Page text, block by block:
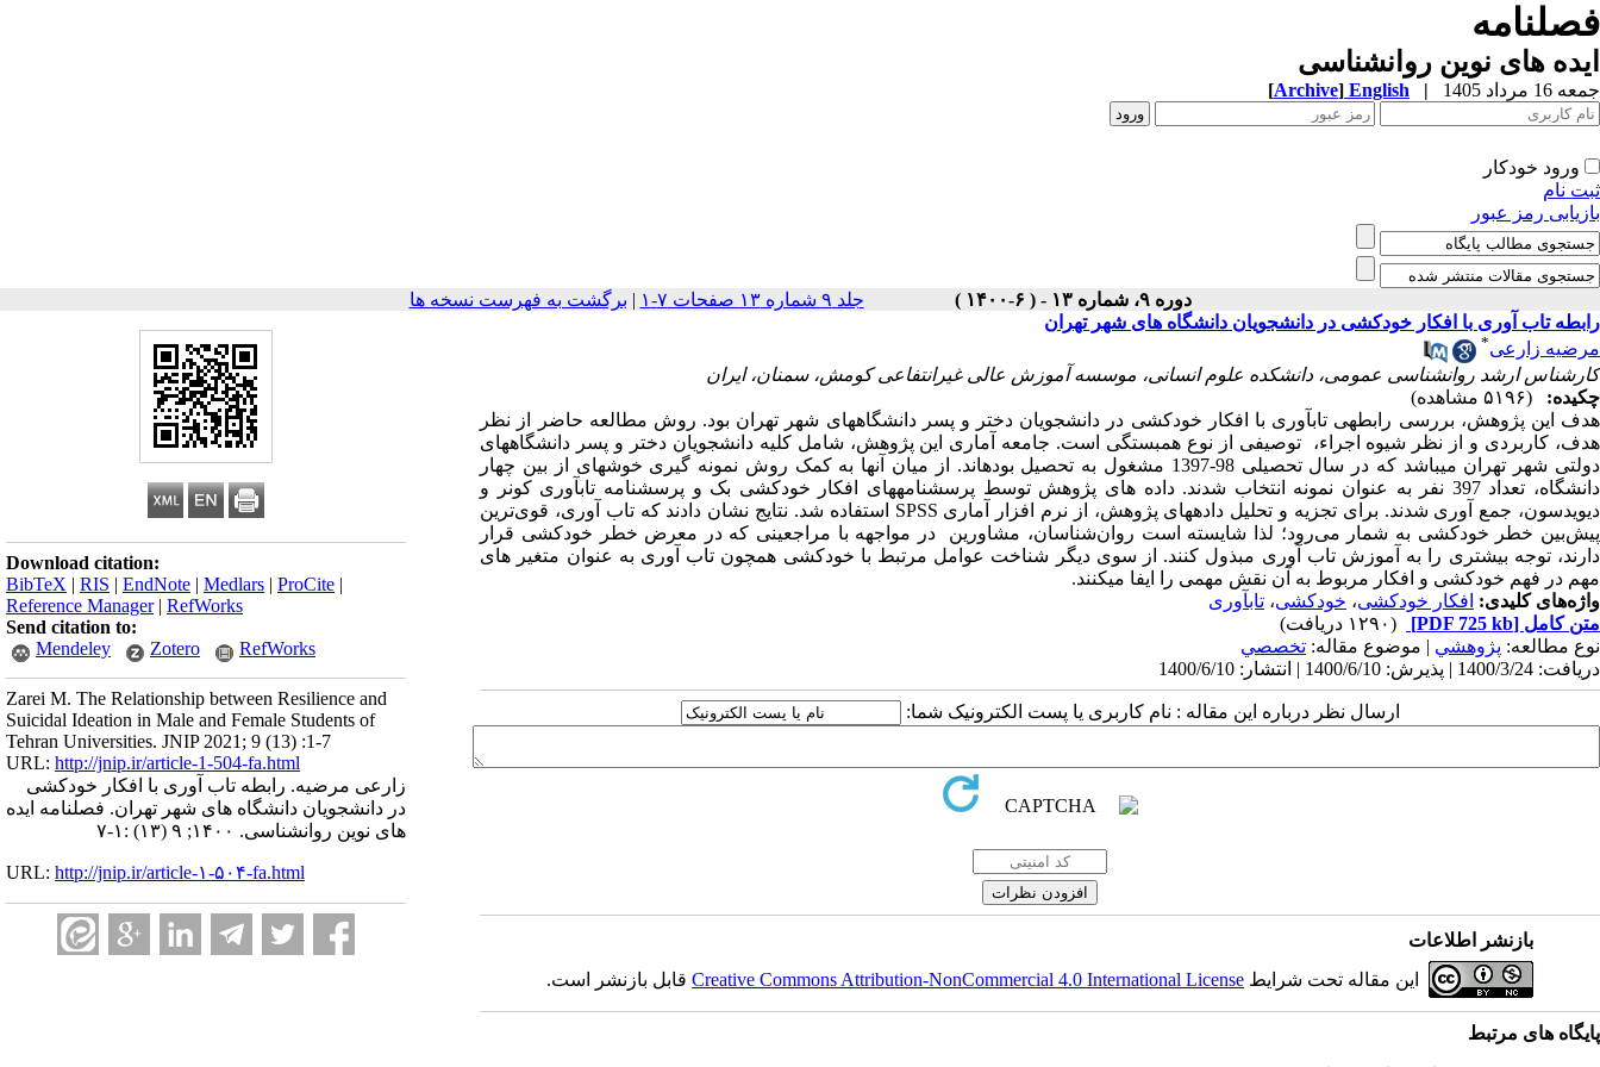
فصلنامه
ایده های نوین روانشناسی
جمعه 16 مرداد 1405 |
English
[Archive]
ورود خودکار
ثبت نام
بازیابی رمز عبور
دوره ۹، شماره ۱۳ - ( ۶-۱۴۰۰ ) جلد ۹ شماره ۱۳ صفحات ۷-۱ | برگشت به فهرست نسخه ها
Download citation:
BibTeX | RIS | EndNote | Medlars | ProCite |
Reference Manager| RefWorks
Send citation to:
Mendeley
Zotero RefWorks
Zarei M. The Relationship between Resilience and
Suicidal Ideation in Male and Female Students of
Tehran Universities. JNIP 2021; 9 (13) :1-7
URL: http://jnip.ir/article-1-504-fa.html
زارعی مرضیه. رابطه تاب آوری با افکار خودکشی
در دانشجویان دانشگاه های شهر تهران. فصلنامه ایده
های نوین روانشناسی. ۱۴۰۰; ۹ (۱۳) :۱-۷
URL: http://jnip.ir/article-۱-۵۰۴-fa.html
رابطه تاب آوری با افکار خودکشی در دانشجویان دانشگاه های شهر تهران
مرضیه زارعی*
کارشناس ارشد روانشناسی عمومی، دانشکده علوم انسانی، موسسه آموزش عالی غیرانتفاعی کومش، سمنان، ایران
چکیده:
(۵۱۹۶ مشاهده)
هدف این پژوهش، بررسی رابطهی تابآوری با افکار خودکشی در دانشجویان دختر و پسر دانشگاههای شهر تهران بود. روش مطالعه حاضر از نظر
هدف، کاربردی و از نظر شیوه اجراء، توصیفی از نوع همبستگی است. جامعه آماری این پژوهش، شامل کلیه دانشجویان دختر و پسر دانشگاههای
دولتی شهر تهران میباشد که در سال تحصیلی 98-1397 مشغول به تحصیل بوده اند. از میان آنها به کمک روش نمونه گیری خوشهای از بین چهار
دانشگاه، تعداد 397 نفر به عنوان نمونه انتخاب شدند. داده های پژوهش توسط پرسشنامه های افکار خودکشی بک و پرسشنامه تابآوری کونر و
دیویدسون، جمع آوری شدند. برای تجزیه و تحلیل دادههای پژوهش، از نرم افزار آماری SPSS استفاده شد. نتایج نشان دادند که تاب آوری، قوی‌ترین
پیش‌بین خطر خودکشی به شمار می‌رود؛ لذا شایسته است روان‌شناسان، مشاورین در مواجهه با مراجعینی که در معرض خطر خودکشی قرار
دارند، توجه بیشتری را به آموزش تاب آوری مبذول کنند. از سوی دیگر شناخت عوامل مرتبط با خودکشی همچون تاب آوری به عنوان متغیر های
مهم در فهم خودکشی و افکار مربوط به آن نقش مهمی را ایفا میکنند.
واژه‌های کلیدی: افکار خودکشی، خودکشی، تابآوری
متن کامل [PDF 725 kb]
(۱۲۹۰ دریافت)
نوع مطالعه: پژوهشي | موضوع مقاله: تخصصي
دریافت: 1400/3/24 | پذیرش: 1400/6/10 | انتشار: 1400/6/10
ارسال نظر درباره این مقاله : نام کاربری یا پست الکترونیک شما:
بازنشر اطلاعات
این مقاله تحت شرایط Creative Commons Attribution-NonCommercial 4.0 International Licenseقابل بازنشر است.
پایگاه های مرتبط